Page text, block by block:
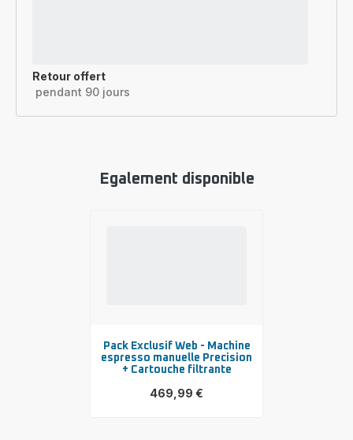
Retour offert
pendant 90 jours
Egalement disponible
Pack Exclusif Web - Machine
espresso manuelle Precision
+ Cartouche filtrante
469,99 €